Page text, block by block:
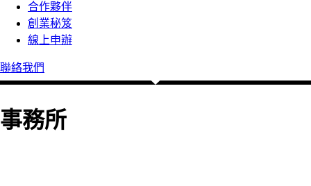
合作夥伴
創業秘笈
線上申辦
聯絡我們
事務所